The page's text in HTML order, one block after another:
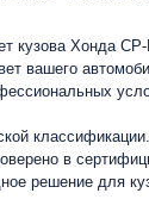
кузова Хонда
вашего
классификации.
в
решение для